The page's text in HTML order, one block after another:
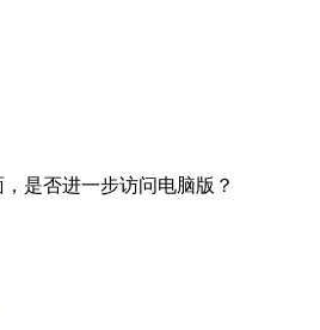
是否进一步访问电脑版？